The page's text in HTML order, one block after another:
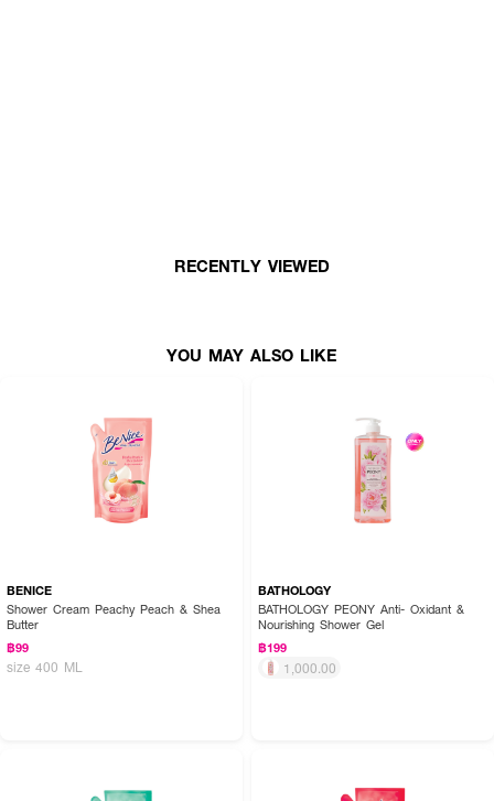
RECENTLY VIEWED
YOU MAY ALSO LIKE
BENICE
Shower Cream Peachy Peach & Shea
Butter
฿99
size 400 ML
BATHOLOGY
BATHOLOGY PEONY Anti- Oxidant &
Nourishing Shower Gel
฿199
1,000.00